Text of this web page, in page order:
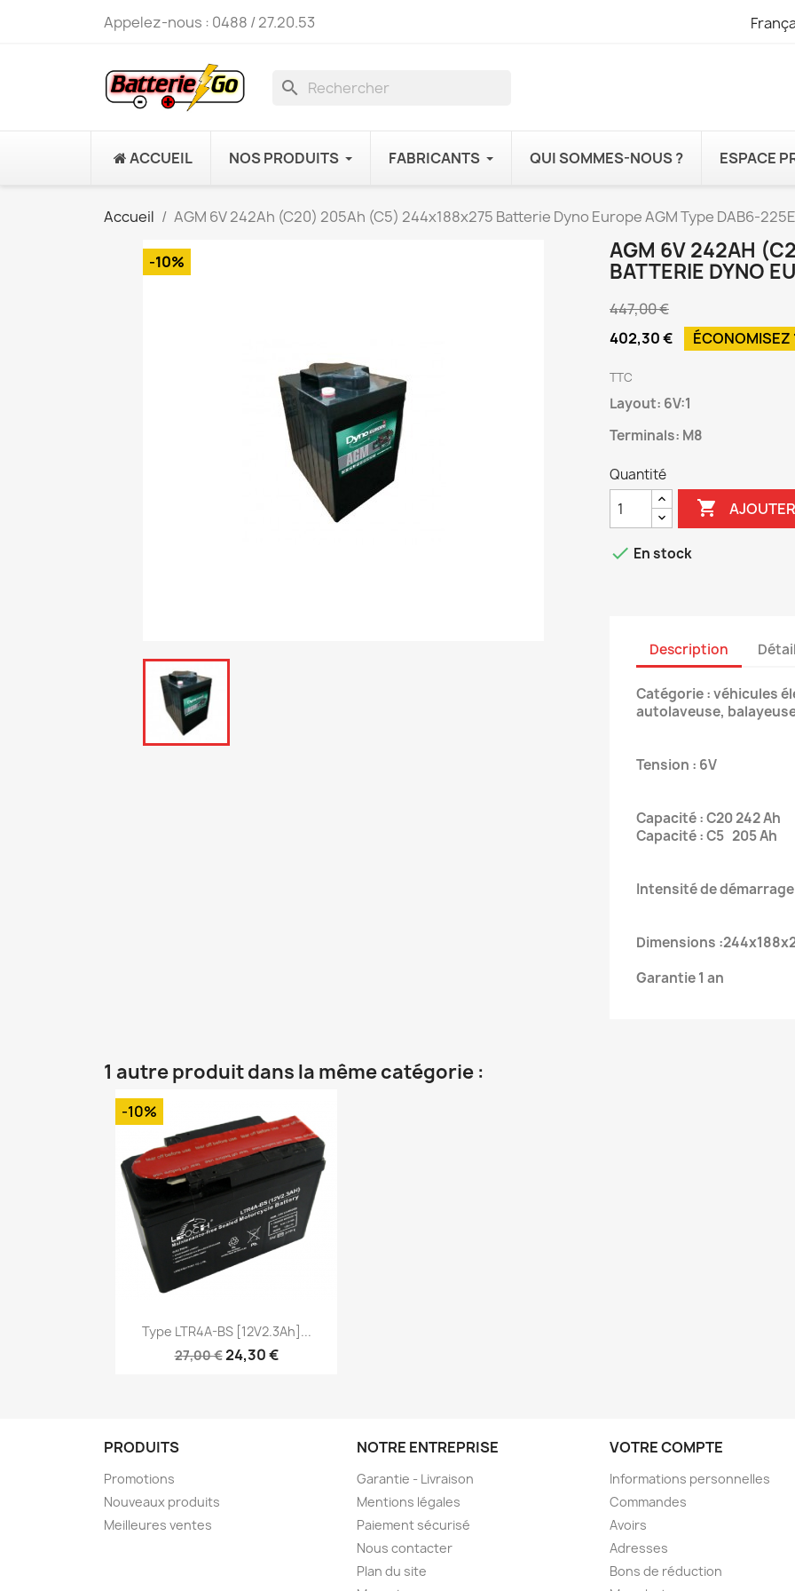
Appelez-nous : 0488 / 27.20.53
search
ACCUEIL NOS PRODUITS FABRICANTS QUI SOMMES-NOUS ? ESPACE
Accueil AGM 6V 242Ah (C20) 205Ah (C5) 244x188x275 Batterie Dyno Europe AGM Type DAB6-
-10%
AGM 6V 242AH
BATTERIE DYNO
447,00 €
402,30 €
ÉCONOMISEZ
TTC
Layout: 6V:1
Terminals: M8
Quantité

 En stock
Description
Catégorie : véhicules
autolaveuse,
Tension : 6V
Capacité : C20 242 Ah
Capacité : C5 205 Ah
Intensité de démarrage
Dimensions
Garantie 1 an
1 autre produit dans la même catégorie :
Type LTR4A-BS [12V2.3Ah]...
27,00 €24,30 €
-10%
Aperçu rapide
PRODUITS
Promotions
Nouveaux produits
Meilleures ventes
NOTRE ENTREPRISE
Garantie - Livraison
Mentions légales
Paiement sécurisé
Nous contacter
Plan du site
VOTRE COMPTE
Informations personnelles
Commandes
Avoirs
Adresses
Bons de réduction